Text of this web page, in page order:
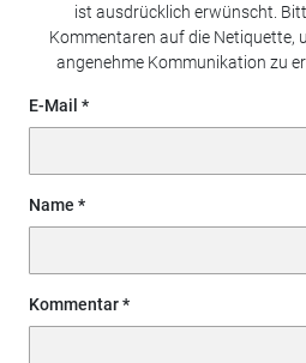
ist ausdrücklich erwünscht.
Kommentaren auf die Netiquette,
angenehme Kommunikation zu
E-Mail
Name
Kommentar